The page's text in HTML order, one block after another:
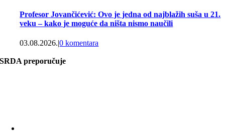
Profesor Jovančićević: Ovo je jedna od najblažih suša u 21.
veku – kako je moguće da ništa nismo naučili
03.08.2026.|0 komentara
SRDA preporučuje